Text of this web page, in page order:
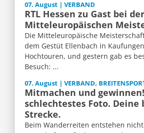
07. August | VERBAND
RTL Hessen zu Gast bei der
Mitteleuropäischen
Die Mitteleuropäische
dem Gestüt Ellenbach in
Hochtouren, und gestern gab es
Besuch: ...
07. August | VERBAND,
Mitmachen und
schlechtestes Foto. Deine
Strecke.
Beim Wanderreiten entstehen